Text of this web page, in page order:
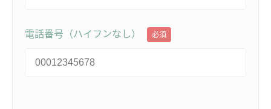
電話番号（ハイフンなし） 必須